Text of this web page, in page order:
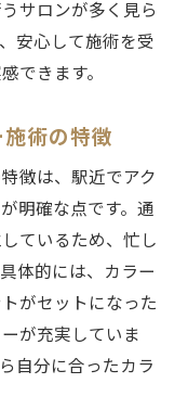
アップを目指す
するコツ
る満足感とは
の魅力発見
いサービスと
美容室の探し方
美容室カラー
を重視する理由
美容室の特徴
サロンが多く見ら
安心して施術を受
できます。
術の特徴
徴は、駅近でアク
明確な点です。通
ているため、忙し
体的には、カラー
がセットになった
が充実していま
自分に合ったカラ